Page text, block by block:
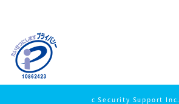
c Security Support Inc.